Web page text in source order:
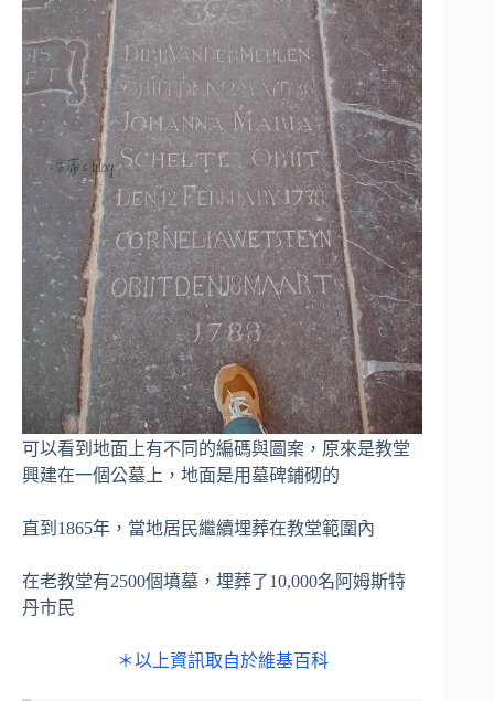
可以看到地面上有不同的編碼與圖案，原來是教堂
興建在一個公墓上，地面是用墓碑鋪砌的
直到1865年，當地居民繼續埋葬在教堂範圍內
在老教堂有2500個墳墓，埋葬了10,000名阿姆斯特
丹市民
＊以上資訊取自於維基百科